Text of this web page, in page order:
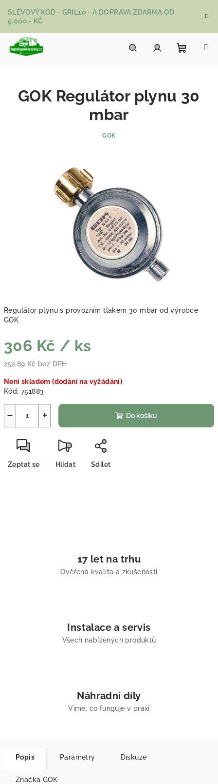
SLEVOVÝ KÓD - GRIL10 - A DOPRAVA ZDARMA OD
5.000,- KČ
Regulátor plynu s provozním tlakem 30 mbar od výrobce
GOK
306 Kč / ks
252,89 Kč bez DPH
Není skladem (dodání na vyžádání)
Kód: 751883
+
− Do košíku
Zeptat se Hlídat Sdílet
GOK Regulátor plynu 30
mbar
GOK
17 let na trhu
Ověřená kvalita a zkušenosti
Instalace a servis
Všech nabízených produktů
Náhradní díly
Víme, co funguje v praxi
Popis Parametry Diskuze
Značka GOK